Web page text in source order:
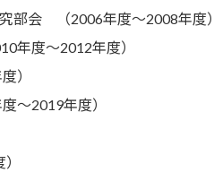
部会 （2006年度～2008年度）
年度～2012年度）
）
～2019年度）